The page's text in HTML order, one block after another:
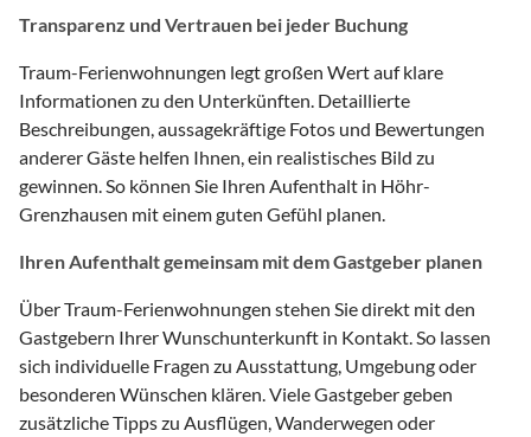
Transparenz und Vertrauen bei jeder Buchung
Traum-Ferienwohnungen legt großen Wert auf klare
Informationen zu den Unterkünften. Detaillierte
Beschreibungen, aussagekräftige Fotos und Bewertungen
anderer Gäste helfen Ihnen, ein realistisches Bild zu
gewinnen. So können Sie Ihren Aufenthalt in Höhr-
Grenzhausen mit einem guten Gefühl planen.
Ihren Aufenthalt gemeinsam mit dem Gastgeber planen
Über Traum-Ferienwohnungen stehen Sie direkt mit den
Gastgebern Ihrer Wunschunterkunft in Kontakt. So lassen
sich individuelle Fragen zu Ausstattung, Umgebung oder
besonderen Wünschen klären. Viele Gastgeber geben
zusätzliche Tipps zu Ausflügen, Wanderwegen oder